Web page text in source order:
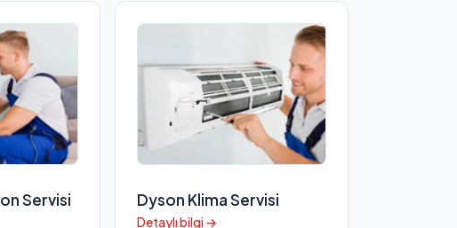
Servisi Dyson Klima Servisi
Detaylı bilgi →